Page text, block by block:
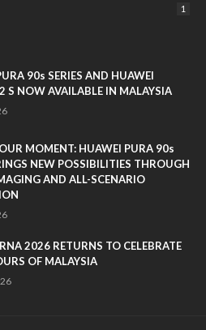
1
90s SERIES AND HUAWEI
2 S NOW AVAILABLE IN MALAYSIA
MOMENT: HUAWEI PURA 90s
NEW POSSIBILITIES THROUGH
AND ALL-SCENARIO
2026 RETURNS TO CELEBRATE
OF MALAYSIA